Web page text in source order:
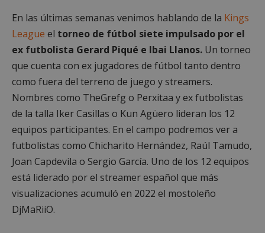
En las últimas semanas venimos hablando de la Kings
League el torneo de fútbol siete impulsado por el
ex futbolista Gerard Piqué e Ibai Llanos. Un torneo
que cuenta con ex jugadores de fútbol tanto dentro
como fuera del terreno de juego y streamers.
Nombres como TheGrefg o Perxitaa y ex futbolistas
de la talla Iker Casillas o Kun Agüero lideran los 12
equipos participantes. En el campo podremos ver a
futbolistas como Chicharito Hernández, Raúl Tamudo,
Joan Capdevila o Sergio García. Uno de los 12 equipos
está liderado por el streamer español que más
visualizaciones acumuló en 2022 el mostoleño
DjMaRiiO.